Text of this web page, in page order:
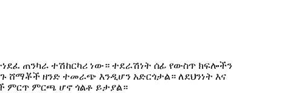
ጠንካራ ተሽከርካሪ ነው። ተደራሽነት ሰፊ የውስጥ ክፍሎችን
ዘንድ ተመራጭ እንዲሆን አድርጎታል። ለደህንነት እና
ምርጥ ምርጫ ሆኖ ጎልቶ ይታያል።